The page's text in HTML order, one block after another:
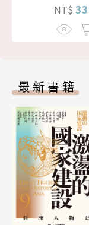
NT$
最新書籍